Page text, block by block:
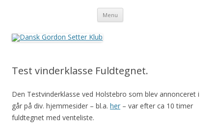
Menu Videre
indhold
Test vinderklasse Fuldtegnet.
Den Testvinderklasse ved Holstebro som blev annonceret i
går på div. hjemmesider – bl.a. her – var efter ca 10 timer
fuldtegnet med venteliste.